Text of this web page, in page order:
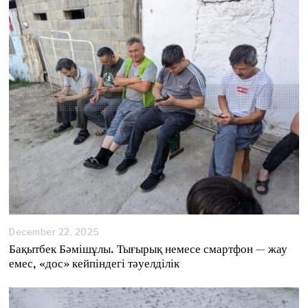
3
2
0
2
6
December 22, 2025
c
e
b
e
Бақытбек Бәмішұлы. Тығырық немесе смартфон — жау
емес, «дос» кейпіндегі тәуелділік